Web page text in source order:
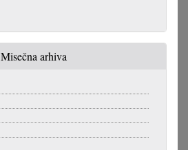
Misečna arhiva